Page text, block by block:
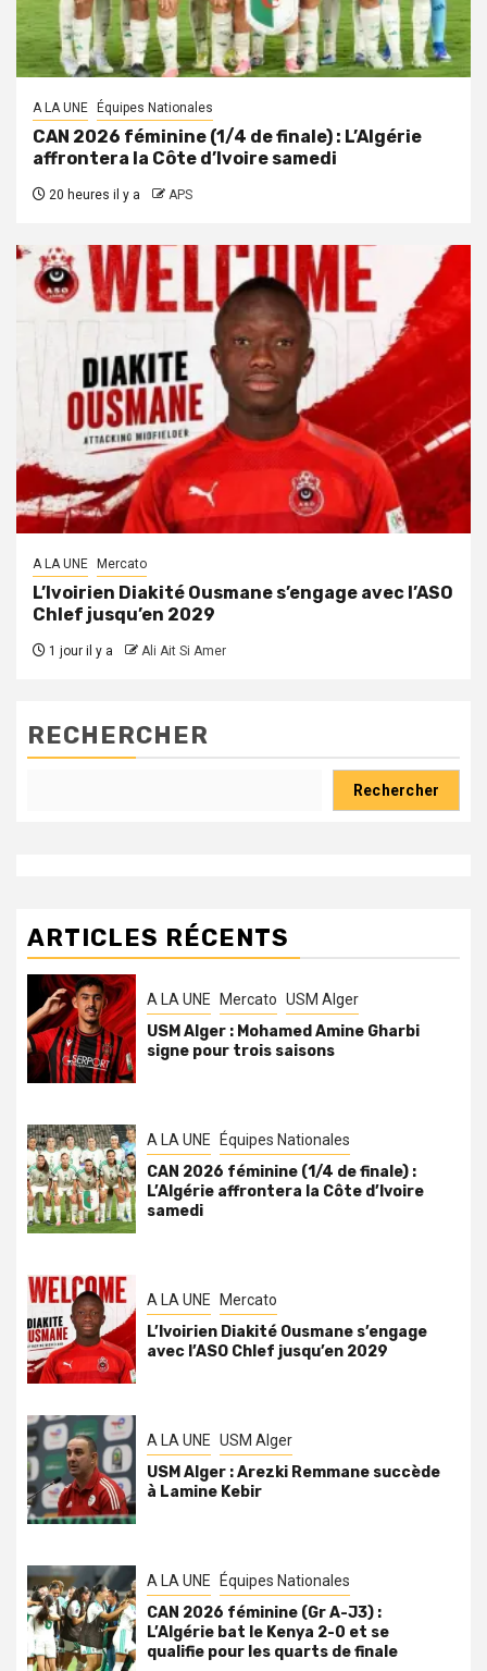
A LA UNE Équipes Nationales
CAN 2026 féminine (1/4 de finale) : L’Algérie
affrontera la Côte d’Ivoire samedi
20 heures il y a APS
A LA UNE Mercato
L’Ivoirien Diakité Ousmane s’engage avec l’ASO
Chlef jusqu’en 2029
1 jour il y a Ali Ait Si Amer
RECHERCHER
Rechercher
ARTICLES RÉCENTS
A LA UNE Mercato USM Alger
USM Alger : Mohamed Amine Gharbi
signe pour trois saisons
A LA UNE Équipes Nationales
CAN 2026 féminine (1/4 de finale) :
L’Algérie affrontera la Côte d’Ivoire
samedi
A LA UNE Mercato
L’Ivoirien Diakité Ousmane s’engage
avec l’ASO Chlef jusqu’en 2029
A LA UNE USM Alger
USM Alger : Arezki Remmane succède
à Lamine Kebir
A LA UNE Équipes Nationales
CAN 2026 féminine (Gr A-J3) :
L’Algérie bat le Kenya 2-0 et se
qualifie pour les quarts de finale